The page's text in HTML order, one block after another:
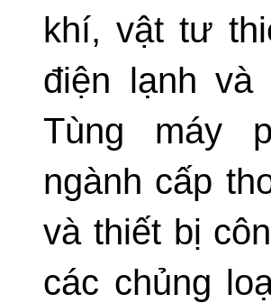
khí, vật tư
điện lạnh
Tùng máy
ngành cấp
và thiết bị
các chủng